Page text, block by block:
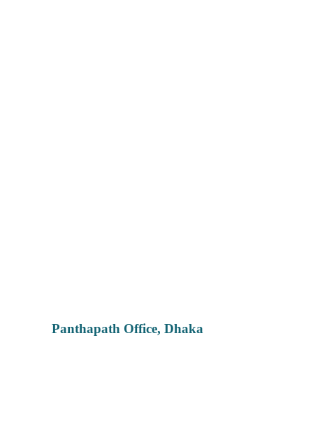
Panthapath Office, Dhaka